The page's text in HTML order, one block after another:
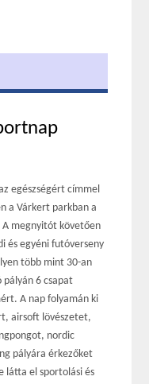
egészségért címmel
a Várkert parkban a
megnyitót követően
és egyéni futóverseny
több mint 30-an
pályán 6 csapat
A nap folyamán ki
airsoft lövészetet,
nordic
pályára érkezőket
látta el sportolási és